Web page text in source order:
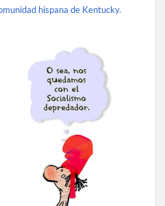
hispana de Kentucky.